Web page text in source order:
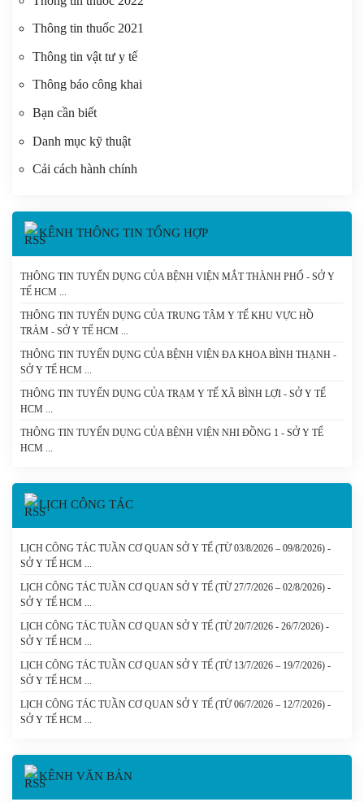
Thông tin thuốc 2021
Thông tin vật tư y tế
Thông báo công khai
Bạn cần biết
Danh mục kỹ thuật
Cải cách hành chính
KÊNH THÔNG TIN TỔNG HỢP
THÔNG TIN TUYỂN DỤNG CỦA BỆNH VIỆN MẮT THÀNH PHỐ - SỞ Y
TẾ HCM
THÔNG TIN TUYỂN DỤNG CỦA TRUNG TÂM Y TẾ KHU VỰC HỒ
TRÀM - SỞ Y TẾ HCM
THÔNG TIN TUYỂN DỤNG CỦA BỆNH VIỆN ĐA KHOA BÌNH THẠNH -
SỞ Y TẾ HCM
THÔNG TIN TUYỂN DỤNG CỦA TRẠM Y TẾ XÃ BÌNH LỢI - SỞ Y TẾ
HCM
THÔNG TIN TUYỂN DỤNG CỦA BỆNH VIỆN NHI ĐỒNG 1 - SỞ Y TẾ
HCM
LỊCH CÔNG TÁC
LỊCH CÔNG TÁC TUẦN CƠ QUAN SỞ Y TẾ (TỪ 03/8/2026 – 09/8/2026) -
SỞ Y TẾ HCM
LỊCH CÔNG TÁC TUẦN CƠ QUAN SỞ Y TẾ (TỪ 27/7/2026 – 02/8/2026) -
SỞ Y TẾ HCM
LỊCH CÔNG TÁC TUẦN CƠ QUAN SỞ Y TẾ (TỪ 20/7/2026 - 26/7/2026) -
SỞ Y TẾ HCM
LỊCH CÔNG TÁC TUẦN CƠ QUAN SỞ Y TẾ (TỪ 13/7/2026 – 19/7/2026) -
SỞ Y TẾ HCM
LỊCH CÔNG TÁC TUẦN CƠ QUAN SỞ Y TẾ (TỪ 06/7/2026 – 12/7/2026) -
SỞ Y TẾ HCM
KÊNH VĂN BẢN